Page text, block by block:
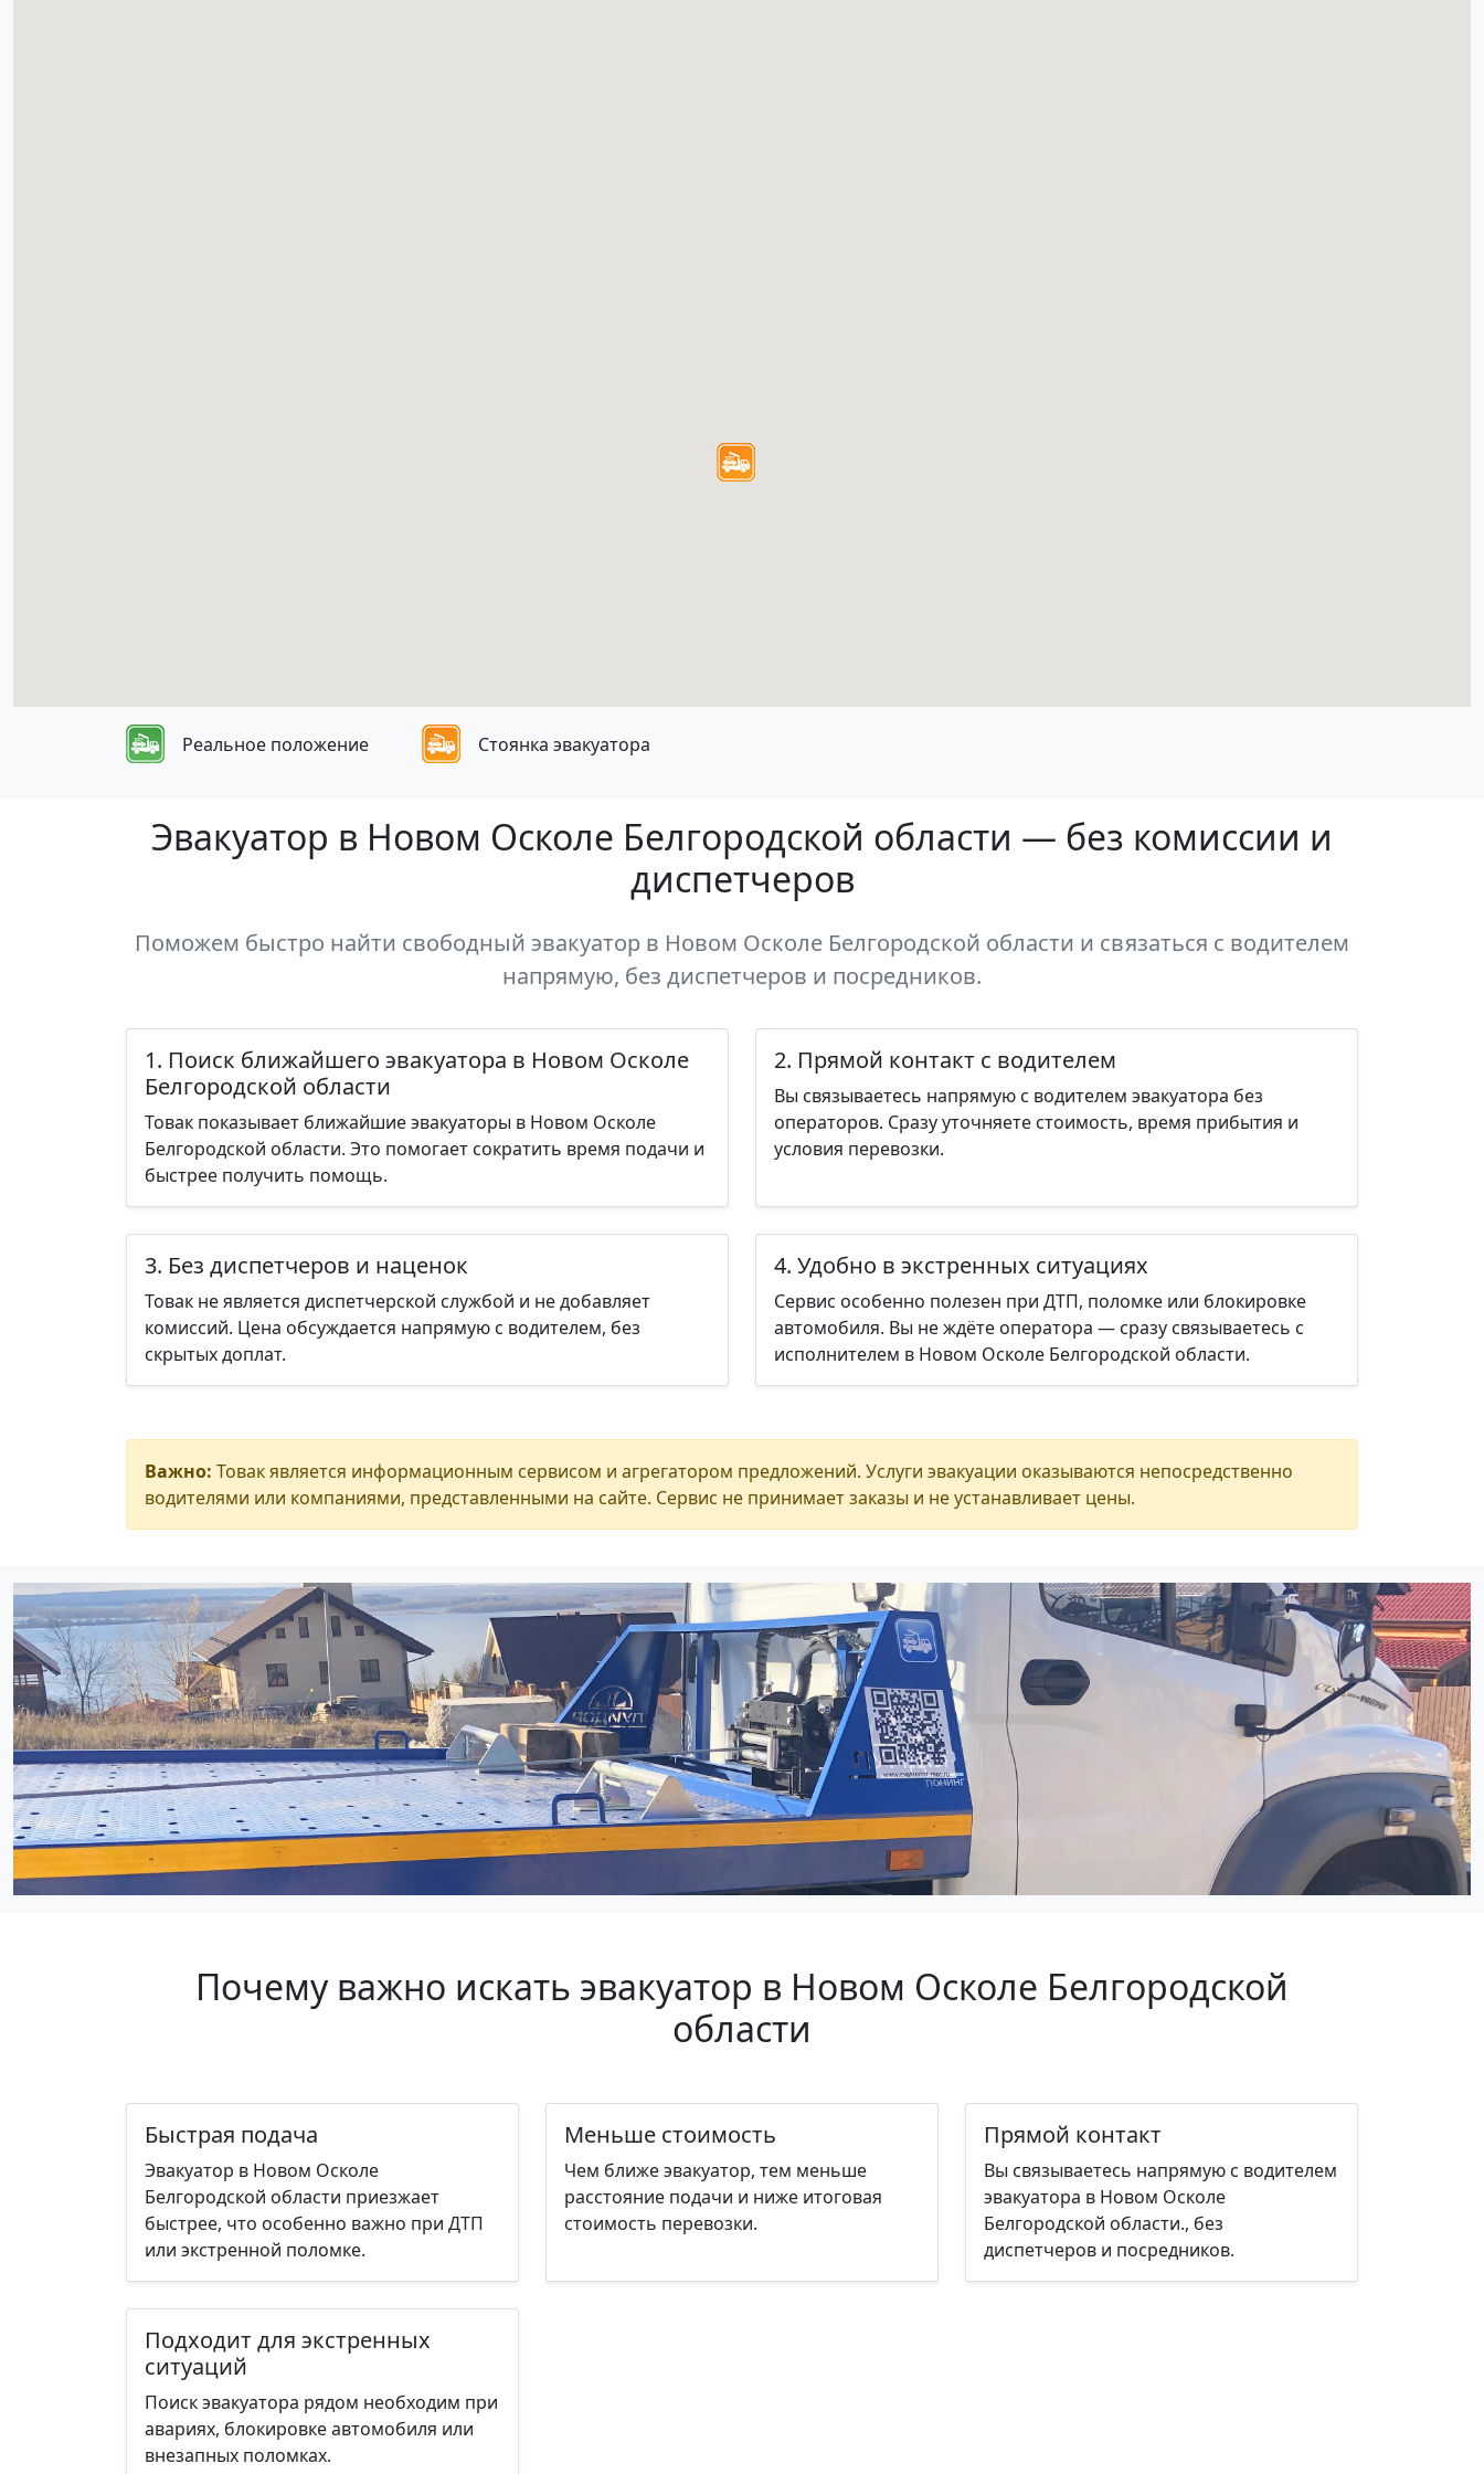
Реальное положение Стоянка эвакуатора
Эвакуатор в Новом Осколе Белгородской области — без комиссии и
диспетчеров
Поможем быстро найти свободный эвакуатор в Новом Осколе Белгородской области и связаться с водителем
напрямую, без диспетчеров и посредников.
1. Поиск ближайшего эвакуатора в Новом Осколе
Белгородской области
Товак показывает ближайшие эвакуаторы в Новом Осколе
Белгородской области. Это помогает сократить время подачи и
быстрее получить помощь.
2. Прямой контакт с водителем
Вы связываетесь напрямую с водителем эвакуатора без
операторов. Сразу уточняете стоимость, время прибытия и
условия перевозки.
3. Без диспетчеров и наценок
Товак не является диспетчерской службой и не добавляет
комиссий. Цена обсуждается напрямую с водителем, без
скрытых доплат.
4. Удобно в экстренных ситуациях
Сервис особенно полезен при ДТП, поломке или блокировке
автомобиля. Вы не ждёте оператора — сразу связываетесь с
исполнителем в Новом Осколе Белгородской области.
Важно: Товак является информационным сервисом и агрегатором предложений. Услуги эвакуации оказываются непосредственно
водителями или компаниями, представленными на сайте. Сервис не принимает заказы и не устанавливает цены.
Почему важно искать эвакуатор в Новом Осколе Белгородской
области
Быстрая подача
Эвакуатор в Новом Осколе
Белгородской области приезжает
быстрее, что особенно важно при ДТП
или экстренной поломке.
Меньше стоимость
Чем ближе эвакуатор, тем меньше
расстояние подачи и ниже итоговая
стоимость перевозки.
Прямой контакт
Вы связываетесь напрямую с водителем
эвакуатора в Новом Осколе
Белгородской области., без
диспетчеров и посредников.
Подходит для экстренных
ситуаций
Поиск эвакуатора рядом необходим при
авариях, блокировке автомобиля или
внезапных поломках.